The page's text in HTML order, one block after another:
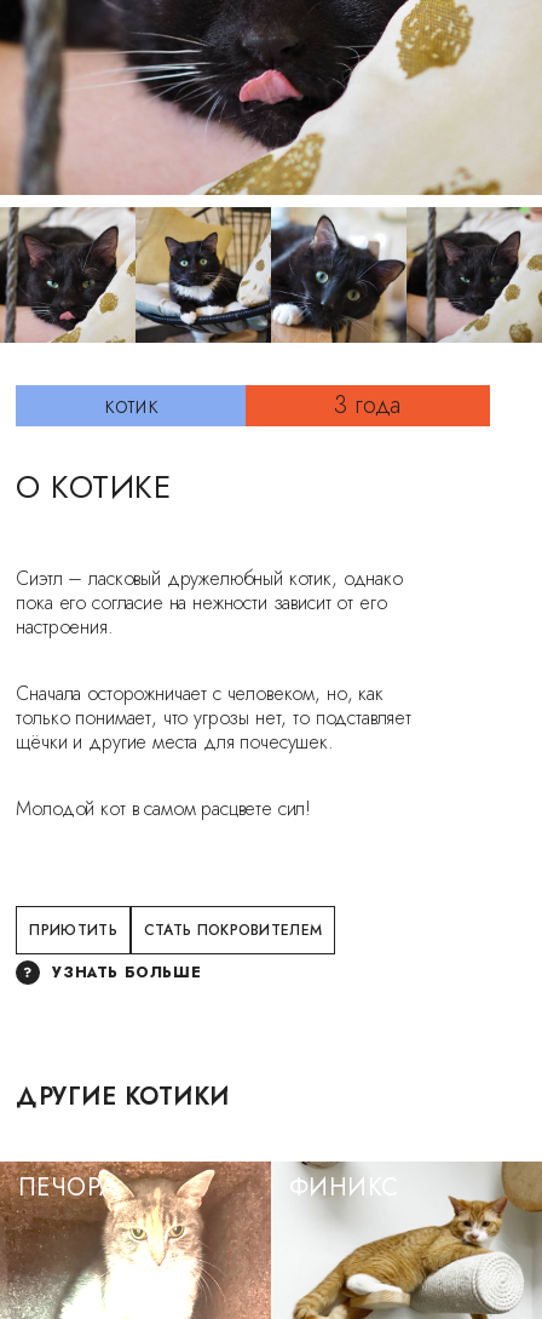
котик 3 года
О КОТИКЕ
Сиэтл – ласковый дружелюбный котик, однако
пока его согласие на нежности зависит от его
настроения.
Сначала осторожничает с человеком, но, как
только понимает, что угрозы нет, то подставляет
щёчки и другие места для почесушек.
Молодой кот в самом расцвете сил!
ПРИЮТИТЬ
СТАТЬ ПОКРОВИТЕЛЕМ
УЗНАТЬ БОЛЬШЕ
ДРУГИЕ КОТИКИ
ПЕЧОРА ФИНИКС